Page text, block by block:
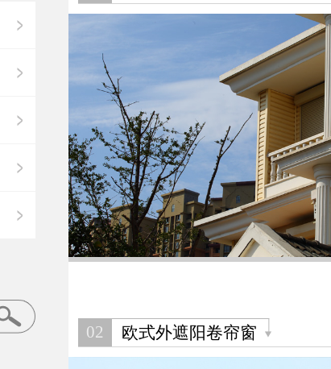
02 欧式外遮阳卷帘窗